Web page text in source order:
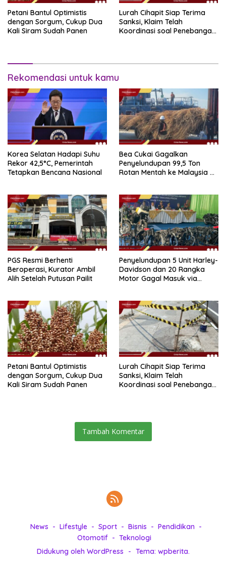
Petani Bantul Optimistis
dengan Sorgum, Cukup Dua
Kali Siram Sudah Panen
Lurah Cihapit Siap Terima
Sanksi, Klaim Telah
Koordinasi soal Penebangan
Rekomendasi untuk kamu
Korea Selatan Hadapi Suhu
Rekor 42,5°C, Pemerintah
Tetapkan Bencana Nasional
Bea Cukai Gagalkan
Penyelundupan 99,5 Ton
Rotan Mentah ke Malaysia di
PGS Resmi Berhenti
Beroperasi, Kurator Ambil
Alih Setelah Putusan Pailit
Penyelundupan 5 Unit Harley-
Davidson dan 20 Rangka
Motor Gagal Masuk via
Petani Bantul Optimistis
dengan Sorgum, Cukup Dua
Kali Siram Sudah Panen
Lurah Cihapit Siap Terima
Sanksi, Klaim Telah
Koordinasi soal Penebangan
Tambah Komentar
News Lifestyle Sport Bisnis
Pendidikan
Otomotif
Teknologi
Didukung oleh WordPress
- Tema: wpberita.